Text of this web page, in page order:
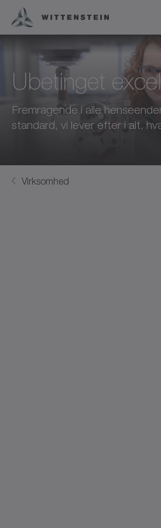
Ubetinget
Fremragende i alle
standard, vi lever efter i alt,
Virksomhed